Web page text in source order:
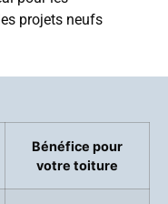
projets neufs
Bénéfice pour
votre toiture